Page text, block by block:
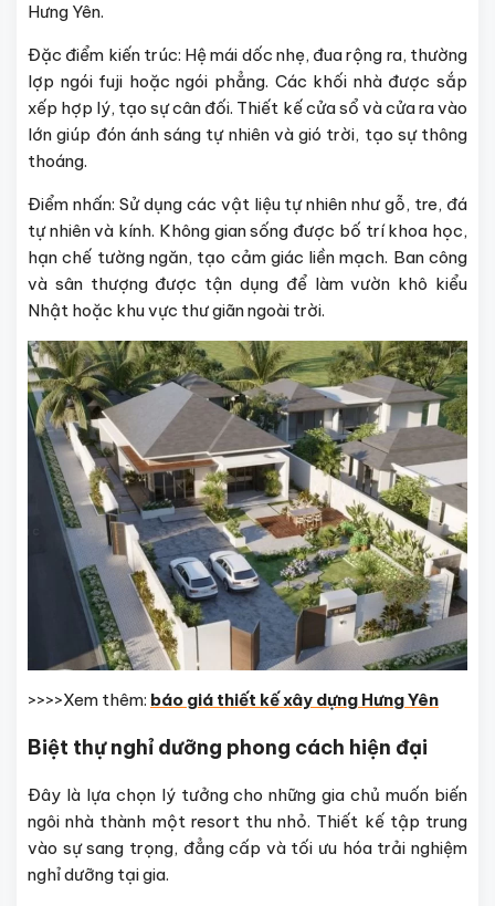
Hưng Yên.
Đặc điểm kiến trúc: Hệ mái dốc nhẹ, đua rộng ra, thường
lợp ngói fuji hoặc ngói phẳng. Các khối nhà được sắp
xếp hợp lý, tạo sự cân đối. Thiết kế cửa sổ và cửa ra vào
lớn giúp đón ánh sáng tự nhiên và gió trời, tạo sự thông
thoáng.
Điểm nhấn: Sử dụng các vật liệu tự nhiên như gỗ, tre, đá
tự nhiên và kính. Không gian sống được bố trí khoa học,
hạn chế tường ngăn, tạo cảm giác liền mạch. Ban công
và sân thượng được tận dụng để làm vườn khô kiểu
Nhật hoặc khu vực thư giãn ngoài trời.
>>>>Xem thêm: báo giá thiết kế xây dựng Hưng Yên
Biệt thự nghỉ dưỡng phong cách hiện đại
Đây là lựa chọn lý tưởng cho những gia chủ muốn biến
ngôi nhà thành một resort thu nhỏ. Thiết kế tập trung
vào sự sang trọng, đẳng cấp và tối ưu hóa trải nghiệm
nghỉ dưỡng tại gia.